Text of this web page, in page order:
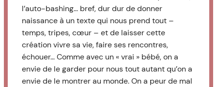
l’auto-bashing… bref, dur dur de donner
naissance à un texte qui nous prend tout –
temps, tripes, cœur – et de laisser cette
création vivre sa vie, faire ses rencontres,
échouer… Comme avec un « vrai » bébé, on a
envie de le garder pour nous tout autant qu’on a
envie de le montrer au monde. On a peur de mal